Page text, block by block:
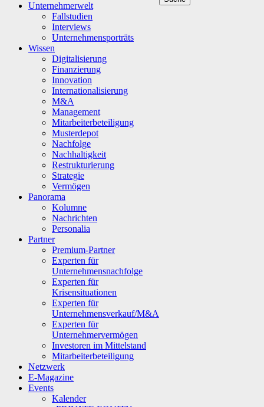
Unternehmerwelt
Fallstudien
Interviews
Unternehmensporträts
Wissen
Digitalisierung
Finanzierung
Innovation
Internationalisierung
M&A
Management
Mitarbeiterbeteiligung
Musterdepot
Nachfolge
Nachhaltigkeit
Restrukturierung
Strategie
Vermögen
Panorama
Kolumne
Nachrichten
Personalia
Partner
Premium-Partner
Experten für
Unternehmensnachfolge
Experten für
Krisensituationen
Experten für
Unternehmensverkauf/M&A
Experten für
Unternehmervermögen
Investoren im Mittelstand
Mitarbeiterbeteiligung
Netzwerk
E-Magazine
Events
Kalender